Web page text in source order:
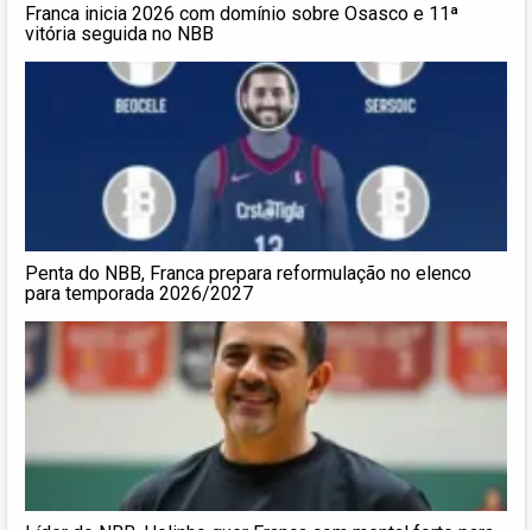
Franca inicia 2026 com domínio sobre Osasco e 11ª
vitória seguida no NBB
Penta do NBB, Franca prepara reformulação no elenco
para temporada 2026/2027